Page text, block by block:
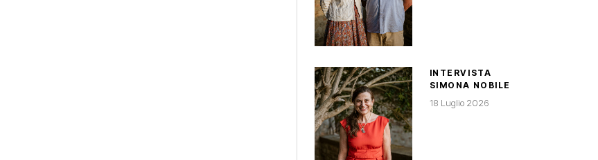
INTERVISTA
SIMONA NOBILE
18 Luglio 2026